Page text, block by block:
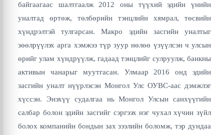
байгаагаас шалтгаалж 2012 оны түүхий эдийн үнийн
уналтад өртөж, төлбөрийн тэнцлийн хямрал, төсвийн
хүндрэлтэй тулгарсан. Макро эдийн засгийн уналтыг
зөөлрүүлэх арга хэмжээ түр зуур нөлөө үзүүлсэн ч улсын
өрийг улам хүндрүүлж, гадаад тэнцлийг сулруулж, банкны
активын чанарыг муутгасан. Улмаар 2016 онд эдийн
засгийн уналт нүүрлэсэн Монгол Улс ОУВС-аас дэмжлэг
хүссэн. Энэхүү судалгаа нь Монгол Улсын санхүүгийн
салбар болон эдийн засгийг сэргээх нэг чухал хүчин зүйл
болох компанийн бондын зах зээлийн боломж, тэр дундаа